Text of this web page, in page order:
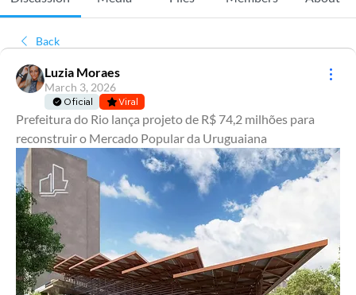
Back
Luzia Moraes
March 3, 2026
Oficial Viral
Prefeitura do Rio lança projeto de R$ 74,2 milhões para
reconstruir o Mercado Popular da Uruguaiana